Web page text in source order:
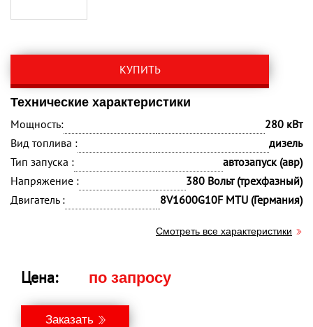
КУПИТЬ
Технические характеристики
Мощность:
280 кВт
Вид топлива :
дизель
Тип запуска :
автозапуск (авр)
Напряжение :
380 Вольт (трехфазный)
Двигатель :
8V1600G10F MTU (Германия)
Смотреть все характеристики
Цена: по запросу
Заказать